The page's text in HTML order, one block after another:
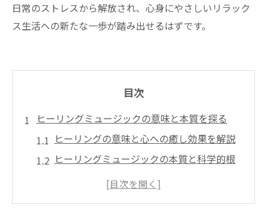
日常のストレスから解放され、心身にやさしいリラック
ス生活への新たな一歩が踏み出せるはずです。
目次
ヒーリングミュージックの意味と本質を探る
ヒーリングの意味と心への癒し効果を解説
ヒーリングミュージックの本質と科学的根